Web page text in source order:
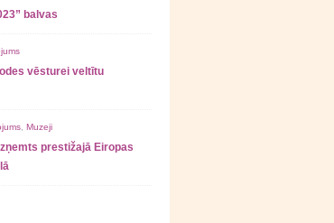
balvas
vēsturei veltītu
Muzeji
prestižajā Eiropas